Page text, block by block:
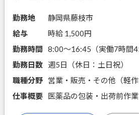
勤務地
静岡県藤枝市
給与
時給 1,500円
勤務時間
勤務日数
週5日（休日：土日祝）
職種分野
仕事概要
医薬品の包装・出荷前作業